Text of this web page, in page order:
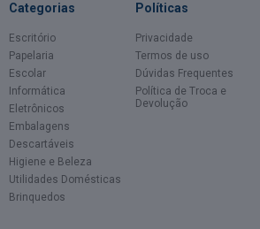
Categorias
Escritório
Papelaria
Escolar
Informática
Eletrônicos
Embalagens
Descartáveis
Higiene e Beleza
Utilidades Domésticas
Brinquedos
Políticas
Privacidade
Termos de uso
Dúvidas Frequentes
Política de Troca e
Devolução